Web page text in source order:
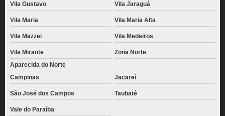
Vila Gustavo Vila Jaraguá
Vila Maria Vila Maria Alta
Vila Mazzei Vila Medeiros
Vila Mirante
Zona Norte
Aparecida do Norte
Campinas
Jacareí
São José dos Campos Taubaté
Vale do Paraíba